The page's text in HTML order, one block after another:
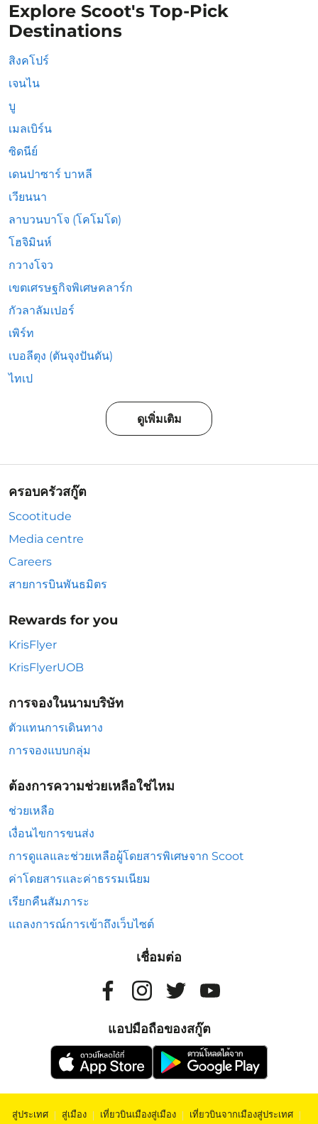
Explore Scoot's Top-Pick
Destinations
สิงคโปร์
เจนไน
บู
เมลเบิร์น
ซิดนีย์
เดนปาซาร์ บาหลี
เวียนนา
ลาบวนบาโจ (โคโมโด)
โฮจิมินห์
กวางโจว
เขตเศรษฐกิจพิเศษคลาร์ก
กัวลาลัมเปอร์
เพิร์ท
เบอลีตุง (ตันจุงปันดัน)
ไทเป
ดูเพิ่มเติม
ครอบครัวสกู๊ต
Scootitude
Media centre
Careers
สายการบินพันธมิตร
Rewards for you
KrisFlyer
KrisFlyerUOB
การจองในนามบริษัท
ตัวแทนการเดินทาง
การจองแบบกลุ่ม
ต้องการความช่วยเหลือใช่ไหม
ช่วยเหลือ
เงื่อนไขการขนส่ง
การดูแลและช่วยเหลือผู้โดยสารพิเศษจาก Scoot
ค่าโดยสารและค่าธรรมเนียม
เรียกคืนสัมภาระ
แถลงการณ์การเข้าถึงเว็บไซต์
เชื่อมต่อ
แอปมือถือของสกู๊ต
สู่ประเทศ | สู่เมือง | เที่ยวบินเมืองสู่เมือง | เที่ยวบินจากเมืองสู่ประเทศ |